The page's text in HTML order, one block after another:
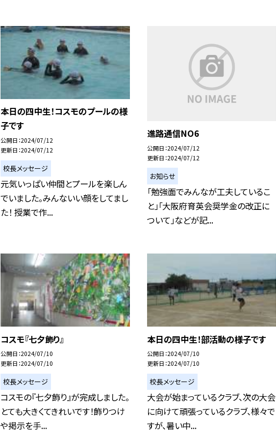
本日の四中生！コスモのプールの様
子です
公開日 2024/07/12
更新日 2024/07/12
校長メッセージ
元気いっぱい仲間とプールを楽しん
でいました。みんないい顔をしてまし
た！ 授業で作...
進路通信NO6
公開日 2024/07/12
更新日 2024/07/12
お知らせ
「勉強面でみんなが工夫しているこ
と」「大阪府育英会奨学金の改正に
ついて」などが記...
コスモ『七夕飾り』
公開日 2024/07/10
更新日 2024/07/10
校長メッセージ
コスモの『七夕飾り』が完成しました。
とても大きくてきれいです！飾りつけ
や掲示を手...
本日の四中生！部活動の様子です
公開日 2024/07/10
更新日 2024/07/10
校長メッセージ
大会が始まっているクラブ、次の大会
に向けて頑張っているクラブ、様々で
すが、暑い中...